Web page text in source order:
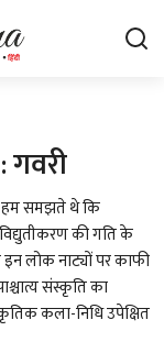
हम समझते थे कि
की गति के
इन लोक नाट्यों पर काफी
संस्कृति का
कला-निधि उपेक्षित